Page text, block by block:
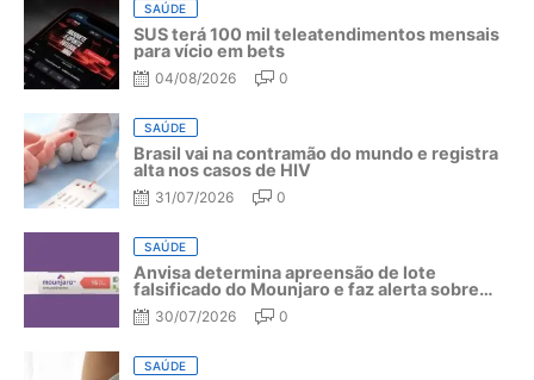
SAÚDE
SUS terá 100 mil teleatendimentos mensais
para vício em bets
04/08/2026 0
SAÚDE
Brasil vai na contramão do mundo e registra
alta nos casos de HIV
31/07/2026 0
SAÚDE
Anvisa determina apreensão de lote
falsificado do Mounjaro e faz alerta sobre
riscos do medicamento
30/07/2026 0
SAÚDE